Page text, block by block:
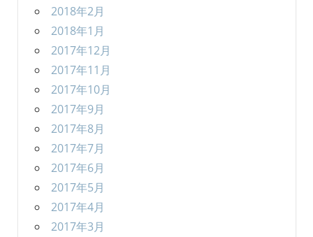
2018年2月
2018年1月
2017年12月
2017年11月
2017年10月
2017年9月
2017年8月
2017年7月
2017年6月
2017年5月
2017年4月
2017年3月